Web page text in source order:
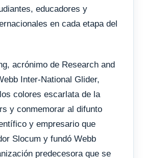
educadores y
en cada etapa del
acrónimo de Research and
Inter-National Glider,
colores escarlata de la
y conmemorar al difunto
y empresario que
Slocum y fundó Webb
predecesora que se